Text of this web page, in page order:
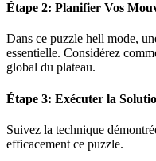
Étape 2: Planifier Vos
Dans ce puzzle hell mode,
essentielle. Considérez
global du plateau.
Étape 3: Exécuter la
Suivez la technique
efficacement ce puzzle.